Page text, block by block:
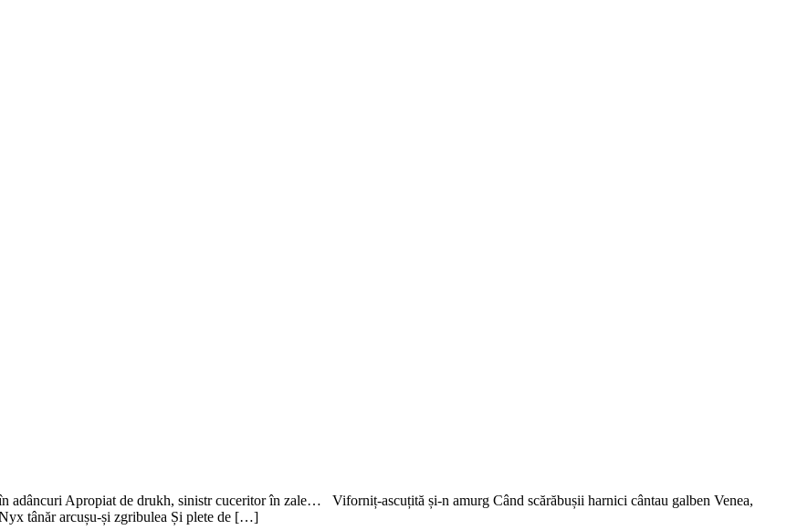
adâncuri Apropiat de drukh, sinistr cuceritor în zale… Viforniț-ascuțită și-n amurg Când scărăbușii harnici cântau galben Venea,
arcușu-și zgribulea Și plete de […]